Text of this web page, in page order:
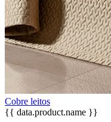
Cobre leitos
{{ data.product.name }}